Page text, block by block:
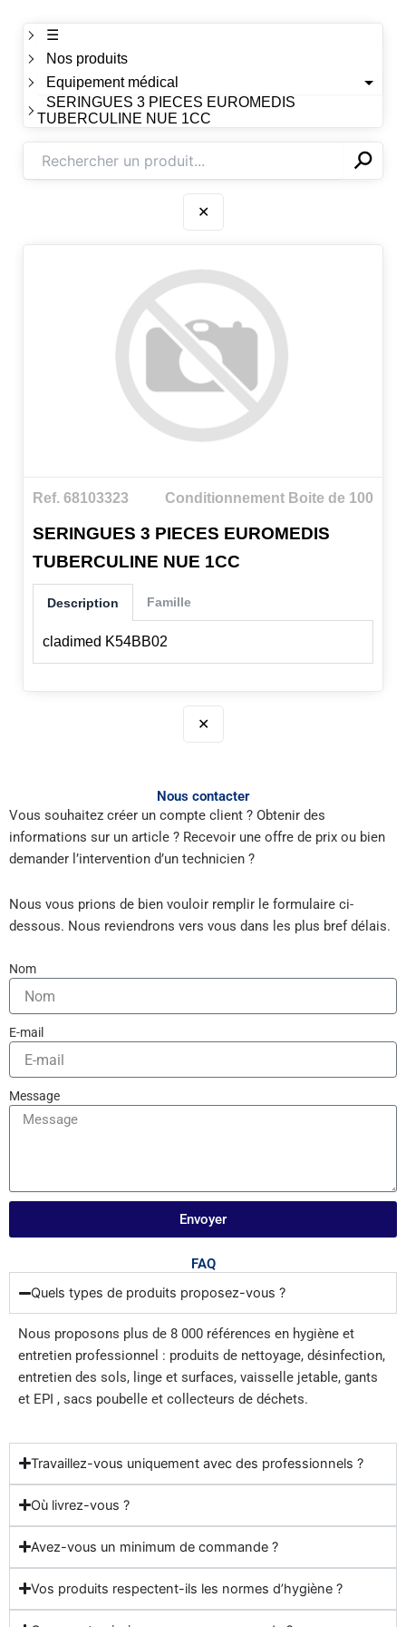
☰
Nos produits
Equipement médical
SERINGUES 3 PIECES EUROMEDIS
TUBERCULINE NUE 1CC
✕⚲
✕
Ref. 68103323 Conditionnement Boite de 100
SERINGUES 3 PIECES EUROMEDIS
TUBERCULINE NUE 1CC
Description
cladimed K54BB02
Famille
✕
Nous contacter
Vous souhaitez créer un compte client ? Obtenir des
informations sur un article ? Recevoir une offre de prix ou bien
demander l’intervention d’un technicien ?
Nous vous prions de bien vouloir remplir le formulaire ci-
dessous. Nous reviendrons vers vous dans les plus bref délais.
Nom
E-mail
Message
Envoyer
FAQ
Quels types de produits proposez-vous ?
Nous proposons plus de 8 000 références en hygiène et
entretien professionnel : produits de nettoyage, désinfection,
entretien des sols, linge et surfaces, vaisselle jetable, gants
et EPI , sacs poubelle et collecteurs de déchets.
Travaillez-vous uniquement avec des professionnels ?
Où livrez-vous ?
Avez-vous un minimum de commande ?
Vos produits respectent-ils les normes d’hygiène ?